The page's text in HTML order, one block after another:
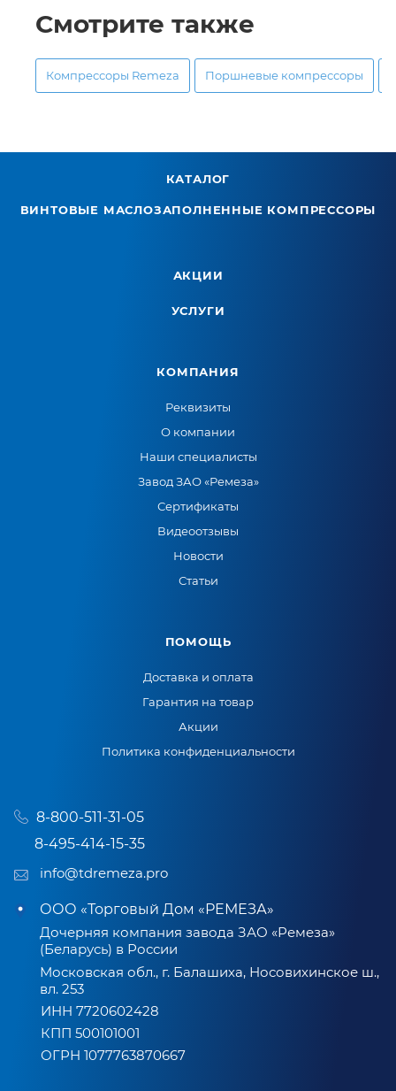
Смотрите также
Компрессоры Remeza Поршневые компрессоры
КАТАЛОГ
ВИНТОВЫЕ МАСЛОЗАПОЛНЕННЫЕ КОМПРЕССОРЫ
АКЦИИ
УСЛУГИ
КОМПАНИЯ
Реквизиты
О компании
Наши специалисты
Завод ЗАО «Ремеза»
Сертификаты
Видеоотзывы
Новости
Статьи
ПОМОЩЬ
Доставка и оплата
Гарантия на товар
Акции
Политика конфиденциальности
8-800-511-31-05
8-495-414-15-35
info@tdremeza.pro
ООО «Торговый Дом «РЕМЕЗА»
Дочерняя компания завода ЗАО «Ремеза»
(Беларусь) в России
Московская обл., г. Балашиха, Носовихинское ш.,
вл. 253
ИНН 7720602428
КПП 500101001
ОГРН 1077763870667